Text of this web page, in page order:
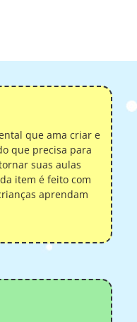
que ama criar e
que precisa para
suas aulas
item é feito com
aprendam